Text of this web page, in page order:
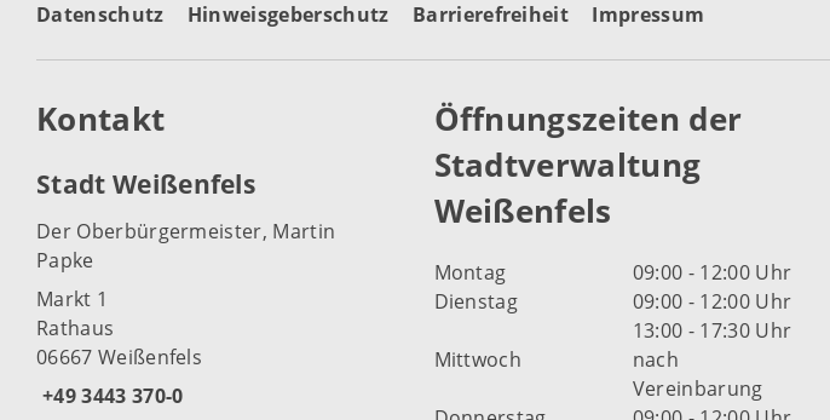
Datenschutz Hinweisgeberschutz Barrierefreiheit Impressum
Kontakt
Stadt Weißenfels
Der Oberbürgermeister, Martin
Papke
Markt 1
Rathaus
06667 Weißenfels
+49 3443 370-0
Öffnungszeiten der
Stadtverwaltung
Weißenfels
Montag
09:00 - 12:00 Uhr
Dienstag
09:00 - 12:00 Uhr
13:00 - 17:30 Uhr
Mittwoch
nach
Vereinbarung